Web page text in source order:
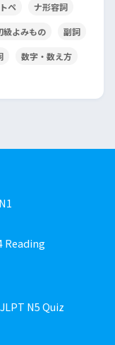
ペ ナ形容詞
級よみもの 副詞
数字・数え方
Reading
JLPT N5 Quiz